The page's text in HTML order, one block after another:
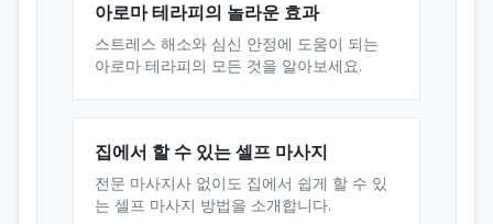
아로마 테라피의 놀라운 효과
스트레스 해소와 심신 안정에 도움이 되는
아로마 테라피의 모든 것을 알아보세요.
집에서 할 수 있는 셀프 마사지
전문 마사지사 없이도 집에서 쉽게 할 수 있
는 셀프 마사지 방법을 소개합니다.